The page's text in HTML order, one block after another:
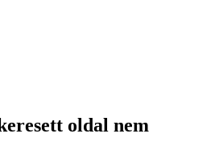
oldal nem